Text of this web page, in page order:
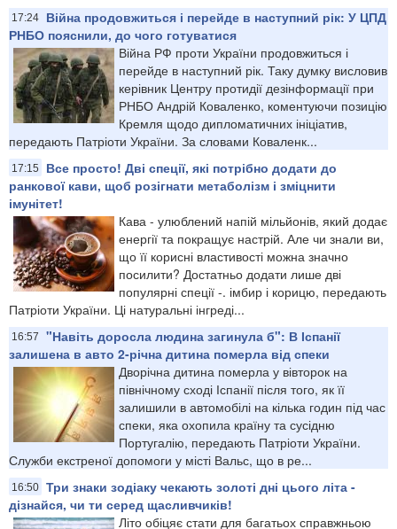
17:24
Війна продовжиться і перейде в наступний рік: У ЦПД
РНБО пояснили, до чого готуватися
Війна РФ проти України продовжиться і
перейде в наступний рік. Таку думку висловив
керівник Центру протидії дезінформації при
РНБО Андрій Коваленко, коментуючи позицію
Кремля щодо дипломатичних ініціатив,
передають Патріоти України. За словами Коваленк...
17:15
Все просто! Дві спеції, які потрібно додати до
ранкової кави, щоб розігнати метаболізм і зміцнити
імунітет!
Кава - улюблений напій мільйонів, який додає
енергії та покращує настрій. Але чи знали ви,
що її корисні властивості можна значно
посилити? Достатньо додати лише дві
популярні спеції -. імбир і корицю, передають
Патріоти України. Ці натуральні інгреді...
16:57
"Навіть доросла людина загинула б": В Іспанії
залишена в авто 2-річна дитина померла від спеки
Дворічна дитина померла у вівторок на
північному сході Іспанії після того, як її
залишили в автомобілі на кілька годин під час
спеки, яка охопила країну та сусідню
Португалію, передають Патріоти України.
Служби екстреної допомоги у місті Вальс, що в ре...
16:50 Три знаки зодіаку чекають золоті дні цього літа -
дізнайся, чи ти серед щасливчиків!
Літо обіцяє стати для багатьох справжньою